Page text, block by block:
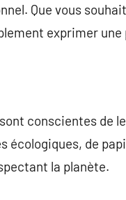
Que vous
exprimer une
sont conscientes
écologiques, de
la planète.